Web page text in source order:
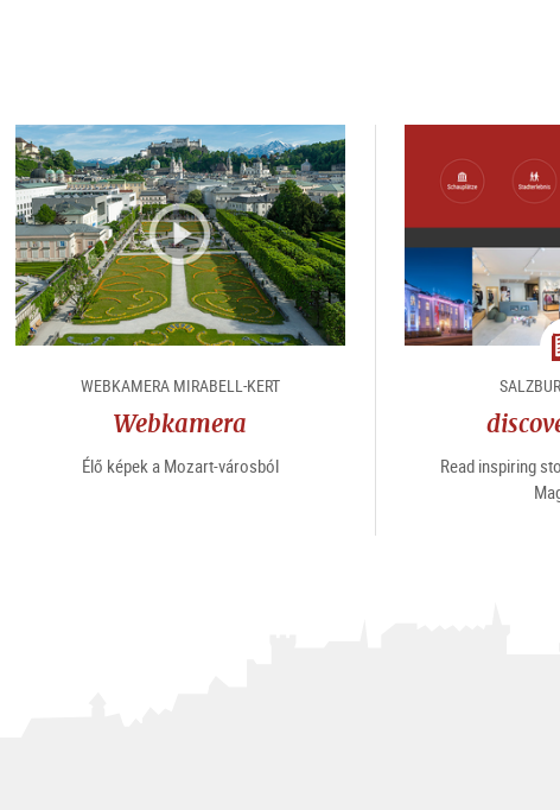
WEBKAMERA MIRABELL-KERT
Webkamera
Élő képek a Mozart-városból
Read inspiring